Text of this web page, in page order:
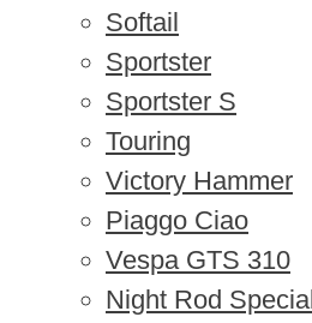
Softail
Sportster
Sportster S
Touring
Victory Hammer
Piaggo Ciao
Vespa GTS 310
Night Rod Special